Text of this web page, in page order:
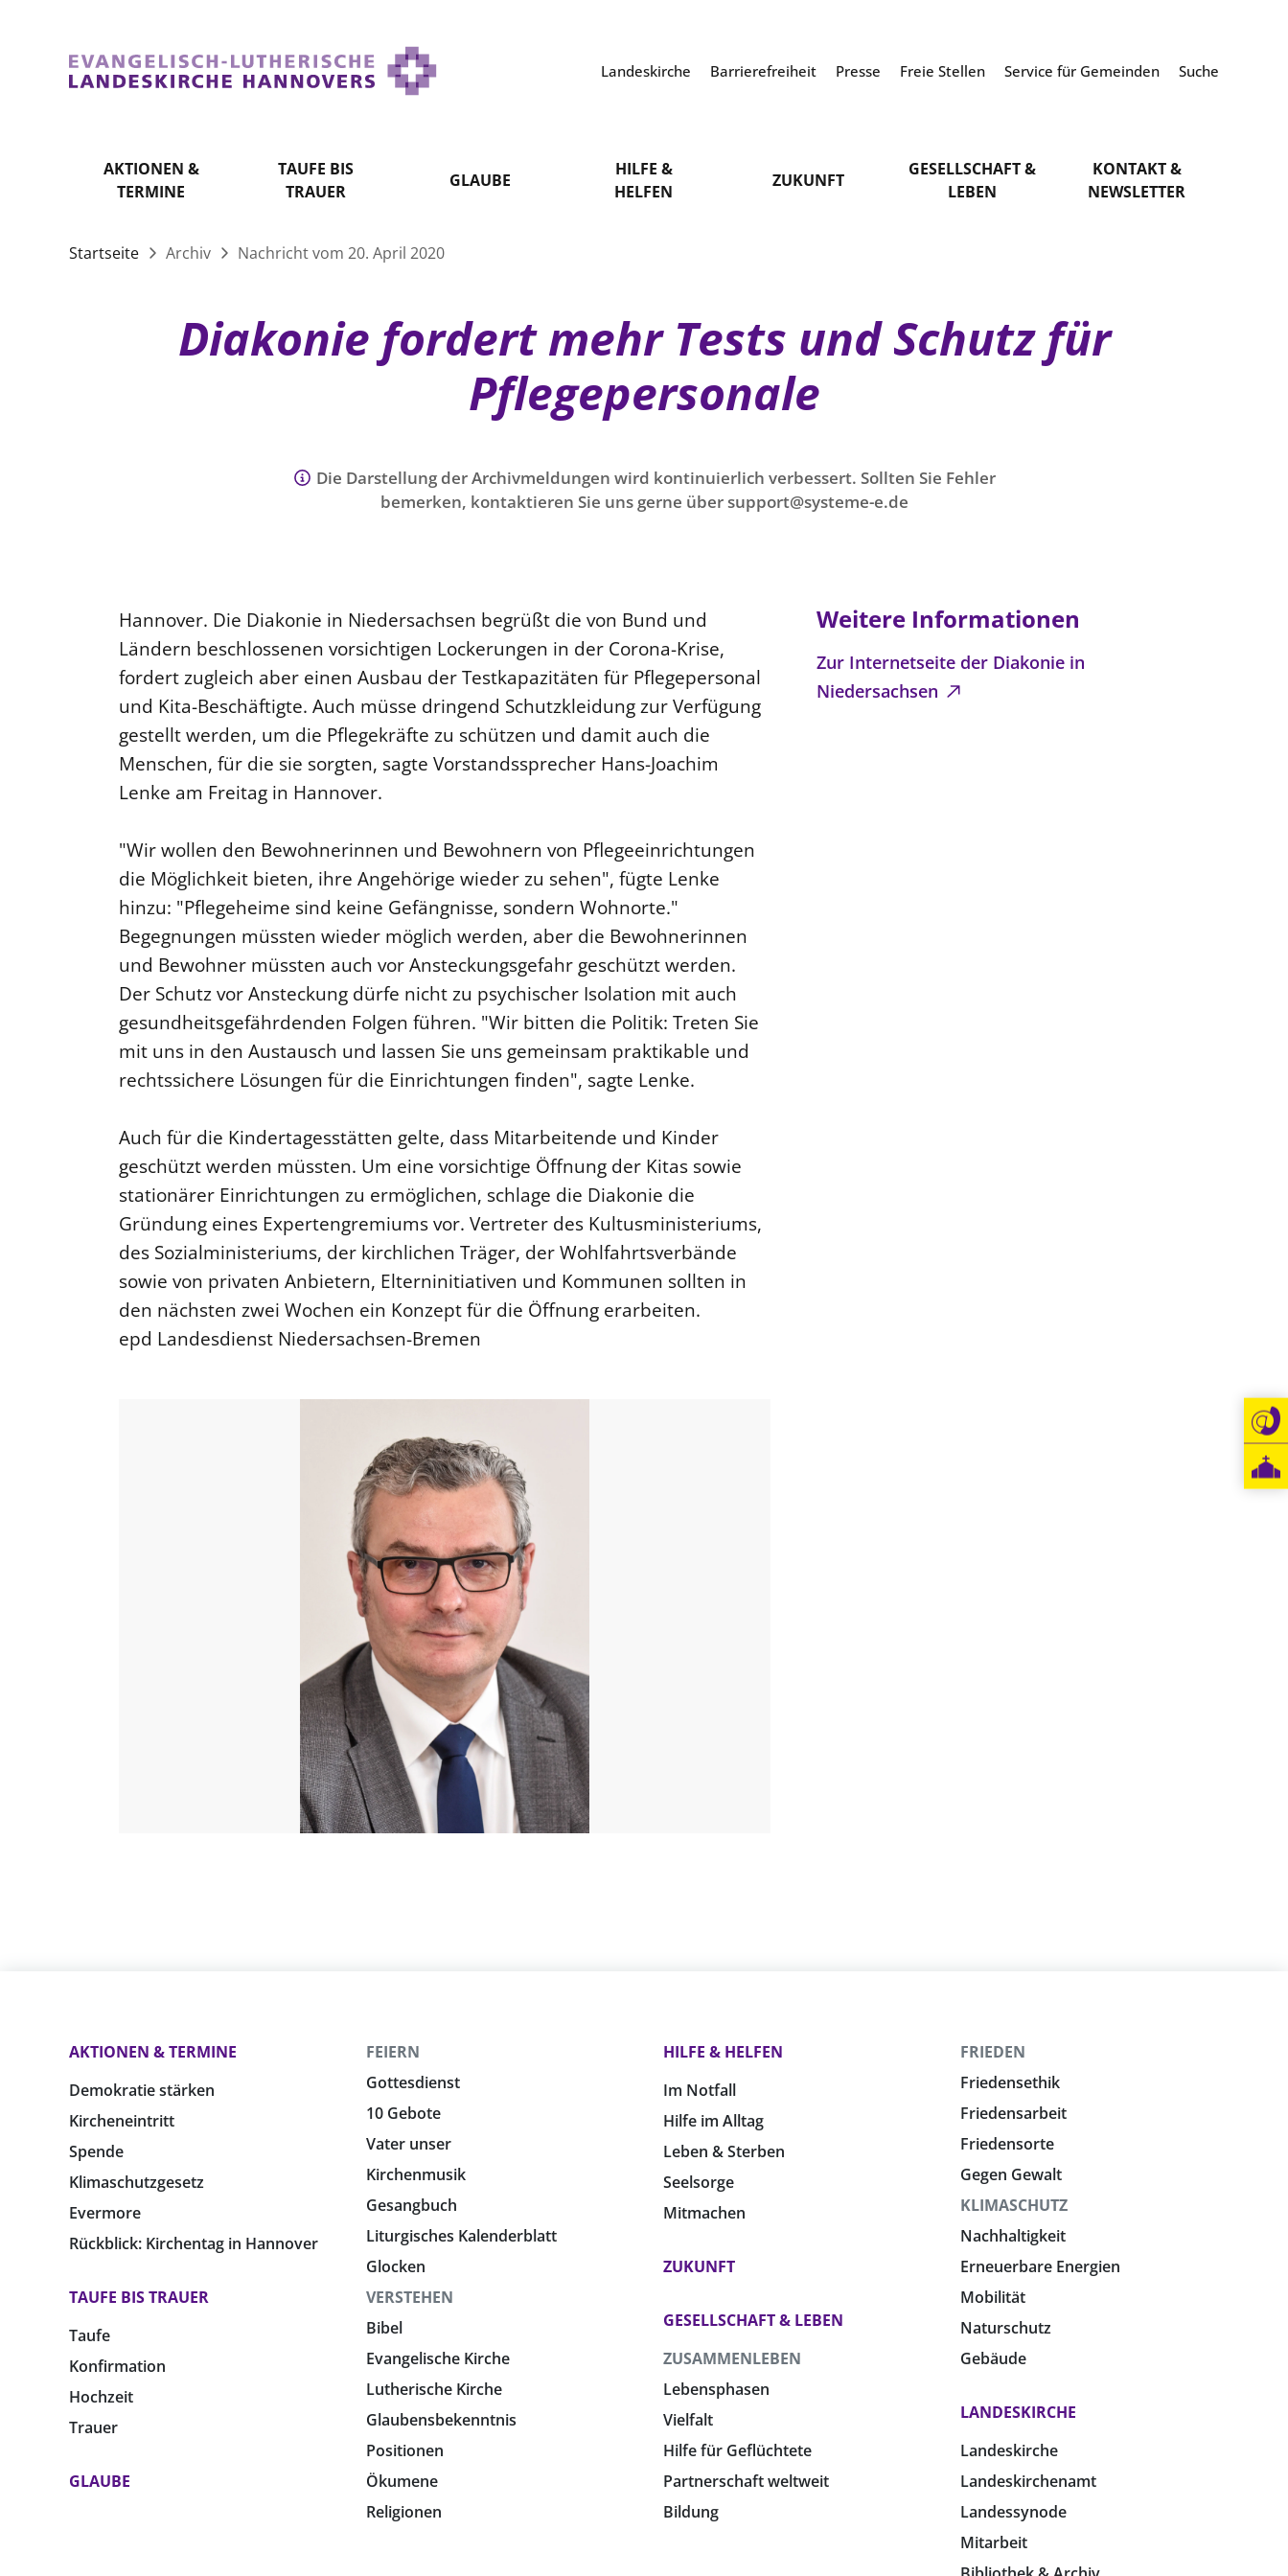
Landeskirche Barrierefreiheit Presse Freie Stellen Service für Gemeinden Suche
AKTIONEN &
TERMINE
TAUFE BIS
TRAUER
GLAUBE
HILFE &
HELFEN
ZUKUNFT
GESELLSCHAFT &
LEBEN
KONTAKT &
NEWSLETTER
Startseite Archiv Nachricht vom 20. April 2020
Diakonie fordert mehr Tests und Schutz für
Pflegepersonale
Die Darstellung der Archivmeldungen wird kontinuierlich verbessert. Sollten Sie Fehler
bemerken, kontaktieren Sie uns gerne über support@systeme-e.de
Hannover. Die Diakonie in Niedersachsen begrüßt die von Bund und
Ländern beschlossenen vorsichtigen Lockerungen in der Corona-Krise,
fordert zugleich aber einen Ausbau der Testkapazitäten für Pflegepersonal
und Kita-Beschäftigte. Auch müsse dringend Schutzkleidung zur Verfügung
gestellt werden, um die Pflegekräfte zu schützen und damit auch die
Menschen, für die sie sorgten, sagte Vorstandssprecher Hans-Joachim
Lenke am Freitag in Hannover.
"Wir wollen den Bewohnerinnen und Bewohnern von Pflegeeinrichtungen
die Möglichkeit bieten, ihre Angehörige wieder zu sehen", fügte Lenke
hinzu: "Pflegeheime sind keine Gefängnisse, sondern Wohnorte."
Begegnungen müssten wieder möglich werden, aber die Bewohnerinnen
und Bewohner müssten auch vor Ansteckungsgefahr geschützt werden.
Der Schutz vor Ansteckung dürfe nicht zu psychischer Isolation mit auch
gesundheitsgefährdenden Folgen führen. "Wir bitten die Politik: Treten Sie
mit uns in den Austausch und lassen Sie uns gemeinsam praktikable und
rechtssichere Lösungen für die Einrichtungen finden", sagte Lenke.
Auch für die Kindertagesstätten gelte, dass Mitarbeitende und Kinder
geschützt werden müssten. Um eine vorsichtige Öffnung der Kitas sowie
stationärer Einrichtungen zu ermöglichen, schlage die Diakonie die
Gründung eines Expertengremiums vor. Vertreter des Kultusministeriums,
des Sozialministeriums, der kirchlichen Träger, der Wohlfahrtsverbände
sowie von privaten Anbietern, Elterninitiativen und Kommunen sollten in
den nächsten zwei Wochen ein Konzept für die Öffnung erarbeiten.
epd Landesdienst Niedersachsen-Bremen
Weitere Informationen
Zur Internetseite der Diakonie in
Niedersachsen
AKTIONEN & TERMINE
Demokratie stärken
Kircheneintritt
Spende
Klimaschutzgesetz
Evermore
Rückblick: Kirchentag in Hannover
TAUFE BIS TRAUER
Taufe
Konfirmation
Hochzeit
Trauer
GLAUBE
FEIERN
Gottesdienst
10 Gebote
Vater unser
Kirchenmusik
Gesangbuch
Liturgisches Kalenderblatt
Glocken
VERSTEHEN
Bibel
Evangelische Kirche
Lutherische Kirche
Glaubensbekenntnis
Positionen
Ökumene
Religionen
HILFE & HELFEN
Im Notfall
Hilfe im Alltag
Leben & Sterben
Seelsorge
Mitmachen
ZUKUNFT
GESELLSCHAFT & LEBEN
ZUSAMMENLEBEN
Lebensphasen
Vielfalt
Hilfe für Geflüchtete
Partnerschaft weltweit
Bildung
FRIEDEN
Friedensethik
Friedensarbeit
Friedensorte
Gegen Gewalt
KLIMASCHUTZ
Nachhaltigkeit
Erneuerbare Energien
Mobilität
Naturschutz
Gebäude
LANDESKIRCHE
Landeskirche
Landeskirchenamt
Landessynode
Mitarbeit